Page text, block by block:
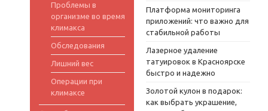
Проблемы в
организме во время
климакса
Обследования
Лишний вес
Операции при
климаксе
Платформа мониторинга
приложений: что важно для
стабильной работы
Лазерное удаление
татуировок в Красноярске
быстро и надежно
Золотой кулон в подарок:
как выбрать украшение,